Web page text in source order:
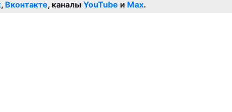
, Вконтакте, каналы YouTube и Max.